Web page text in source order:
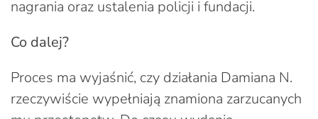
nagrania oraz ustalenia policji i fundacji.
Co dalej?
Proces ma wyjaśnić, czy działania Damiana N.
rzeczywiście wypełniają znamiona zarzucanych